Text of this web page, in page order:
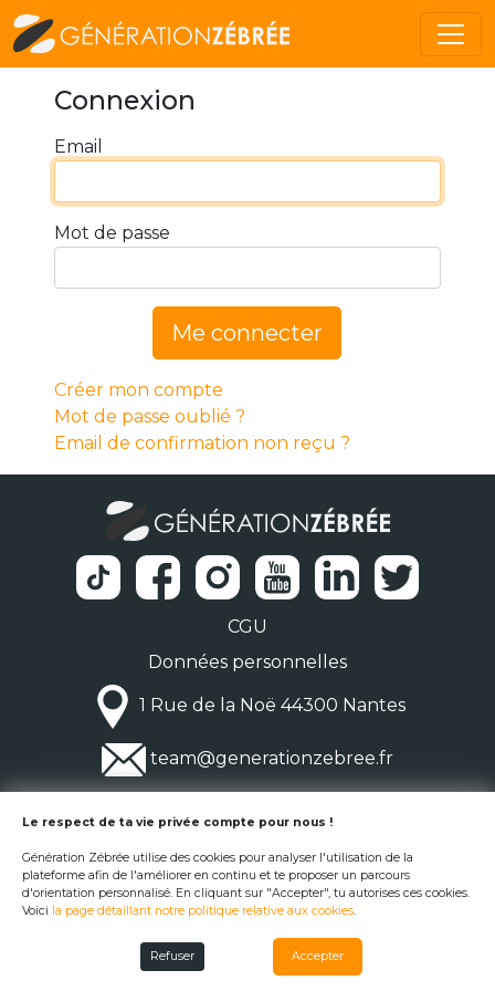
Connexion
Email
Mot de passe
Me connecter
Créer mon compte
Mot de passe oublié ?
Email de confirmation non reçu ?
CGU
Données personnelles
1 Rue de la Noë 44300 Nantes
team@generationzebree.fr
© Génération Zébrée 2026
Le respect de ta vie privée compte pour nous !
Génération Zébrée utilise des cookies pour analyser l'utilisation de la
plateforme afin de l'améliorer en continu et te proposer un parcours
d'orientation personnalisé. En cliquant sur "Accepter", tu autorises ces cookies.
Voici la page détaillant notre politique relative aux cookies.
Refuser Accepter